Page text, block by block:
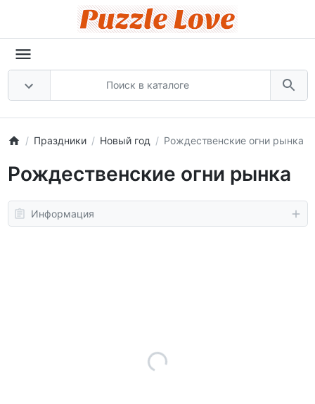
Праздники Новый год Рождественские огни рынка
Рождественские огни рынка
Информация